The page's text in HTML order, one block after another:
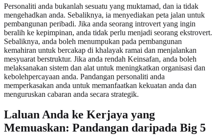
Personaliti anda bukanlah sesuatu yang muktamad, dan ia tidak
mengehadkan anda. Sebaliknya, ia menyediakan peta jalan untuk
pembangunan peribadi. Jika anda seorang introvert yang ingin
beralih ke kepimpinan, anda tidak perlu menjadi seorang ekstrovert.
Sebaliknya, anda boleh menumpukan pada pembangunan
kemahiran untuk bercakap di khalayak ramai dan menjalankan
mesyuarat berstruktur. Jika anda rendah Keinsafan, anda boleh
melaksanakan sistem dan alat untuk meningkatkan organisasi dan
kebolehpercayaan anda. Pandangan personaliti anda
memperkasakan anda untuk memanfaatkan kekuatan anda dan
menguruskan cabaran anda secara strategik.
Laluan Anda ke Kerjaya yang
Memuaskan: Pandangan daripada Big 5